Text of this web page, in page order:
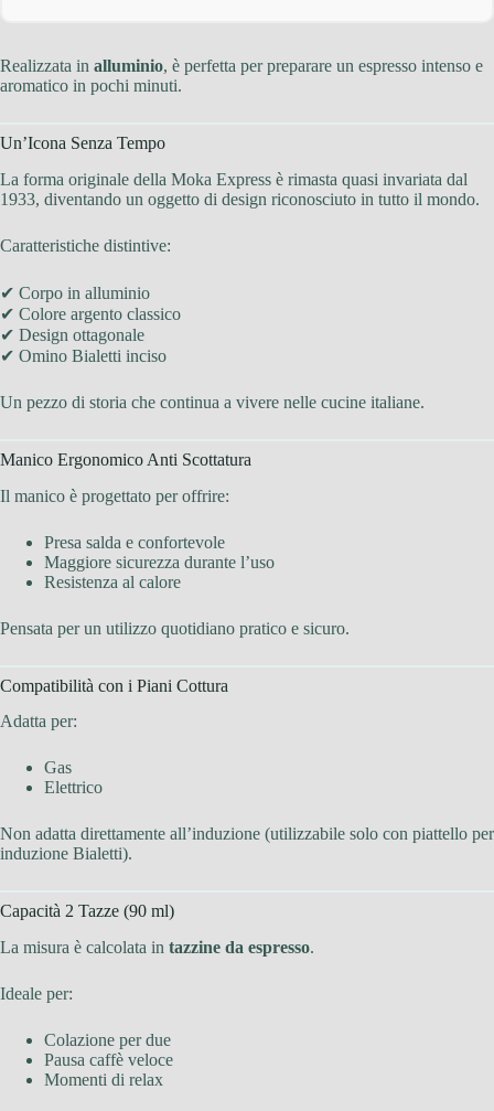
Realizzata in alluminio, è perfetta per preparare un espresso intenso e
aromatico in pochi minuti.
Un’Icona Senza Tempo
La forma originale della Moka Express è rimasta quasi invariata dal
1933, diventando un oggetto di design riconosciuto in tutto il mondo.
Caratteristiche distintive:
✔ Corpo in alluminio
✔ Colore argento classico
✔ Design ottagonale
✔ Omino Bialetti inciso
Un pezzo di storia che continua a vivere nelle cucine italiane.
Manico Ergonomico Anti Scottatura
Il manico è progettato per offrire:
Presa salda e confortevole
Maggiore sicurezza durante l’uso
Resistenza al calore
Pensata per un utilizzo quotidiano pratico e sicuro.
Compatibilità con i Piani Cottura
Adatta per:
Gas
Elettrico
Non adatta direttamente all’induzione (utilizzabile solo con piattello per
induzione Bialetti).
Capacità 2 Tazze (90 ml)
La misura è calcolata in tazzine da espresso.
Ideale per:
Colazione per due
Pausa caffè veloce
Momenti di relax